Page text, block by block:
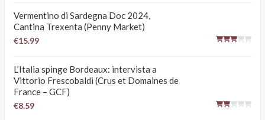
Vermentino di Sardegna Doc 2024,
Cantina Trexenta (Penny Market)
€15.99
L’Italia spinge Bordeaux: intervista a
Vittorio Frescobaldi (Crus et Domaines de
France – GCF)
€8.59